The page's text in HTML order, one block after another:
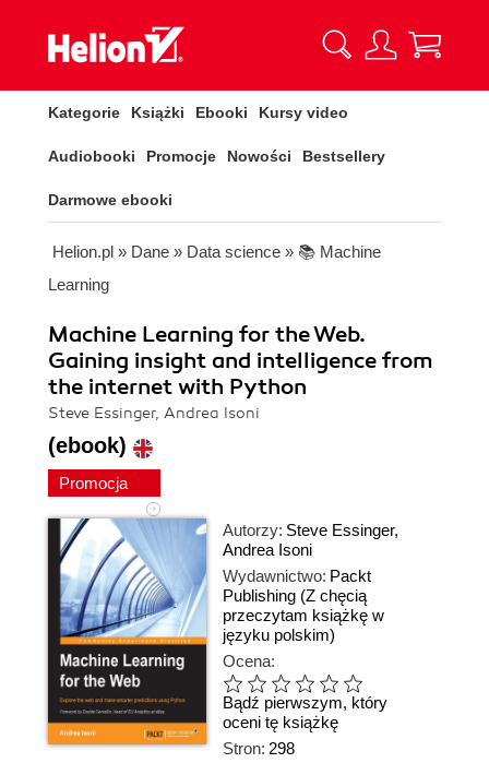
Kategorie Książki Ebooki Kursy video
Audiobooki Promocje Nowości Bestsellery
Darmowe ebooki
Helion.pl » Dane » Data science » 📚 Machine
Learning
Machine Learning for the Web.
Gaining insight and intelligence from
the internet with Python
Steve Essinger, Andrea Isoni
(ebook)
Promocja
Autorzy: Steve Essinger,
Andrea Isoni
Wydawnictwo: Packt
Publishing (Z chęcią
przeczytam książkę w
języku polskim)
Ocena:
Bądź pierwszym, który
oceni tę książkę
Stron: 298